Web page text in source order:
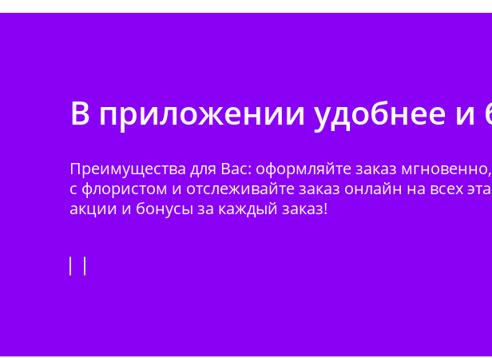
В приложении удобнее и
Преимущества для Вас: оформляйте заказ
с флористом и отслеживайте заказ онлайн на всех
акции и бонусы за каждый заказ!